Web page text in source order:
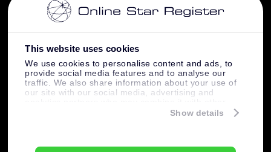
This website uses cookies
We use cookies to personalise content and ads, to
provide social media features and to analyse our
traffic. We also share information about your use of
our site with our social media, advertising and
information that you’ve provided to them or that
Show details